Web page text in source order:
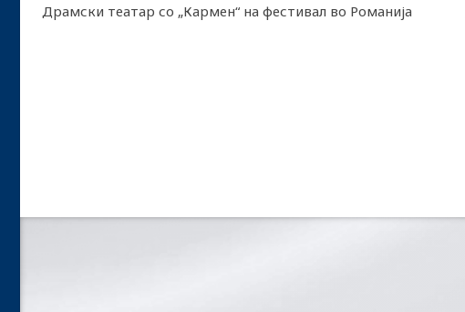
Драмски театар со „Кармен“ на фестивал во Романија